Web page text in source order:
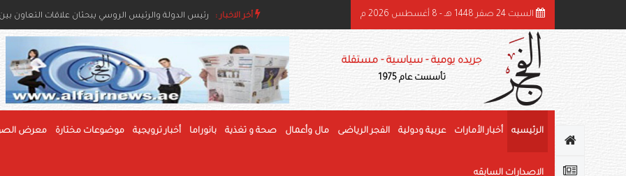
أخر الاخبار :
رئيس الدولة ونائباه يعزون خادم الحرمين بوفاة والدة الدولة ونائباه يهنئون رئيس كوت ديفوار بذكرى استقلال بلاده
السبت 24 صفر 1448 هـ - 8 أغسطس 2026 م
جريده يومية - سياسية - مستقلة
تأسست عام 1975
الرئيسيه أخبار الأمارات عربية ودولية الفجر الرياضى مال وأعمال صحة و تغذية بانوراما أخبار ترويجية موضوعات مختارة معرض
الاصدارات السابقه